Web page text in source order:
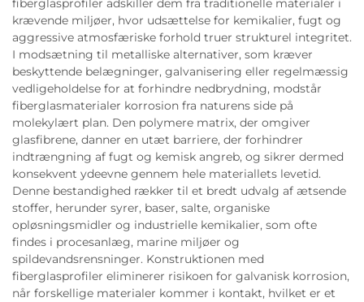
fiberglasprofiler adskiller dem fra traditionelle materialer i
krævende miljøer, hvor udsættelse for kemikalier, fugt og
aggressive atmosfæriske forhold truer strukturel integritet.
I modsætning til metalliske alternativer, som kræver
beskyttende belægninger, galvanisering eller regelmæssig
vedligeholdelse for at forhindre nedbrydning, modstår
fiberglasmaterialer korrosion fra naturens side på
molekylært plan. Den polymere matrix, der omgiver
glasfibrene, danner en utæt barriere, der forhindrer
indtrængning af fugt og kemisk angreb, og sikrer dermed
konsekvent ydeevne gennem hele materiallets levetid.
Denne bestandighed rækker til et bredt udvalg af ætsende
stoffer, herunder syrer, baser, salte, organiske
opløsningsmidler og industrielle kemikalier, som ofte
findes i procesanlæg, marine miljøer og
spildevandsrensninger. Konstruktionen med
fiberglasprofiler eliminerer risikoen for galvanisk korrosion,
når forskellige materialer kommer i kontakt, hvilket er et